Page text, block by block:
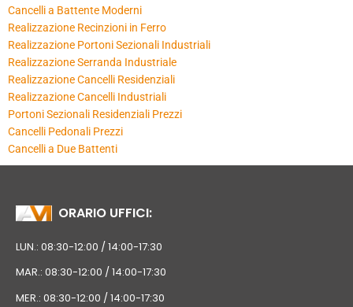
Cancelli a Battente Moderni
Realizzazione Recinzioni in Ferro
Realizzazione Portoni Sezionali Industriali
Realizzazione Serranda Industriale
Realizzazione Cancelli Residenziali
Realizzazione Cancelli Industriali
Portoni Sezionali Residenziali Prezzi
Cancelli Pedonali Prezzi
Cancelli a Due Battenti
ORARIO UFFICI:
LUN.: 08:30-12:00 / 14:00-17:30
MAR.: 08:30-12:00 / 14:00-17:30
MER.: 08:30-12:00 / 14:00-17:30